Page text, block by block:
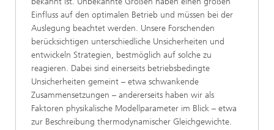
Einfluss auf den optimalen Betrieb und müssen bei der
Auslegung beachtet werden. Unsere Forschenden
berücksichtigen unterschiedliche Unsicherheiten und
entwickeln Strategien, bestmöglich auf solche zu
reagieren. Dabei sind einerseits betriebsbedingte
Unsicherheiten gemeint – etwa schwankende
Zusammensetzungen – andererseits haben wir als
Faktoren physikalische Modellparameter im Blick – etwa
zur Beschreibung thermodynamischer Gleichgewichte.